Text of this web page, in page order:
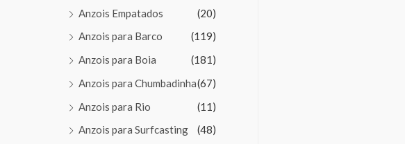
Anzois Empatados
(20)
Anzois para Barco
(119)
Anzois para Boia
(181)
Anzois para Chumbadinha(67)
Anzois para Rio
(11)
Anzois para Surfcasting
(48)